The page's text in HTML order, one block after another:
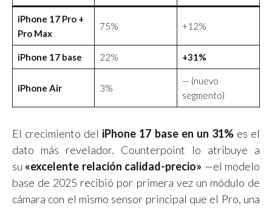
iPhone 17 Pro +
Pro Max
75% +12%
iPhone 17 base 22% +31%
iPhone Air 3%
— (nuevo
segmento)
El crecimiento del iPhone 17 base en un 31%es el
dato más revelador. Counterpoint lo atribuye a
su «excelente relación calidad-precio» —el modelo
base de 2025 recibió por primera vez un módulo de
cámara con el mismo sensor principal que el Pro, una